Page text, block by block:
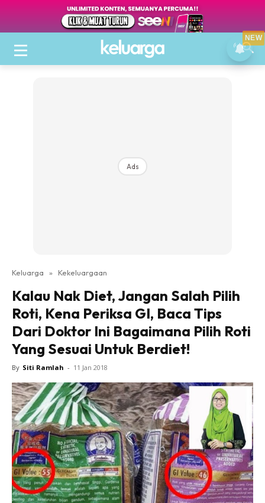
Ads
Keluarga » Kekeluargaan
Kalau Nak Diet, Jangan Salah Pilih
Roti, Kena Periksa GI, Baca Tips
Dari Doktor Ini Bagaimana Pilih Roti
Yang Sesuai Untuk Berdiet!
By Siti Ramlah - 11 Jan 2018
NEW